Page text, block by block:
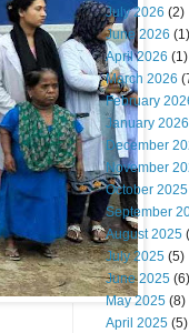
July 2026 (2)
June 2026 (1)
April 2026 (1)
March 2026
February
January 2026
December
November
October 2025
September
August 2025
July 2025 (5)
June 2025 (6)
May 2025 (8)
April 2025 (5)